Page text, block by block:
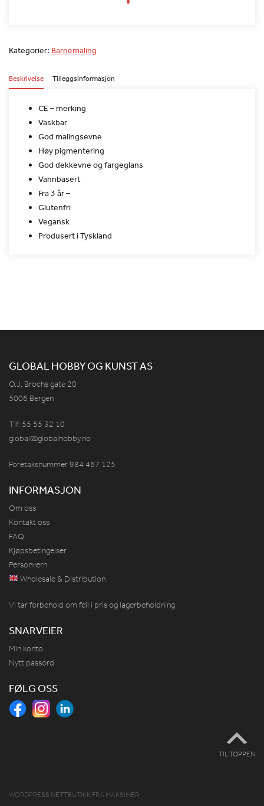
Kategorier: Barnemaling
Beskrivelse Tilleggsinformasjon
CE – merking
Vaskbar
God malingsevne
Høy pigmentering
God dekkevne og fargeglans
Vannbasert
Fra 3 år –
Glutenfri
Vegansk
Produsert i Tyskland
GLOBAL HOBBY OG KUNST AS
O.J. Brochs gate 20
5006 Bergen
Tlf: 55 55 32 10
global@globalhobby.no
Foretaksnummer 984 467 125
INFORMASJON
Om oss
Kontakt oss
FAQ
Kjøpsbetingelser
Personvern
Wholesale & Distribution
Vi tar forbehold om feil i pris og lagerbeholdning
SNARVEIER
Min konto
Nytt passord
FØLG OSS
TIL TOPPEN
WORDPRESS NETTBUTIKK FRA MAKSIMER